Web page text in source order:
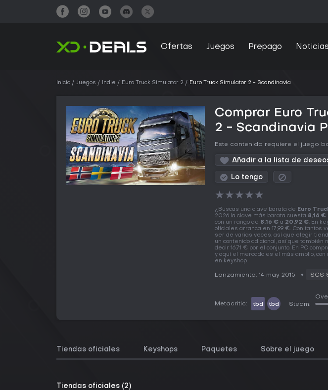
Ofertas Juegos Prepago Noticias
Inicio Juegos Indie Euro Truck Simulator 2 Euro Truck Simulator 2 - Scandinavia
Comprar Euro
2 - Scandinavia
Este contenido requiere el juego
Añadir a la lista de
Lo tengo
★★★★★
¿Buscas una clave barata de Euro
2026 la clave más barata cuesta 8,16 €
con un rango de 8,16 € a 20,92 €. En
oficiales arranca en 17,99 €. Con
ser de varias veces, así que elegir
un contenido adicional, así que también
decir 16,71 € por el conjunto. En PC
y aquí el mercado es el más amplio,
en keyshop.
Lanzamiento: 14 may 2015 SCS
Metacritic: tbd tbd Steam:
Tiendas oficiales Keyshops Paquetes Sobre el juego
Tiendas oficiales (2)